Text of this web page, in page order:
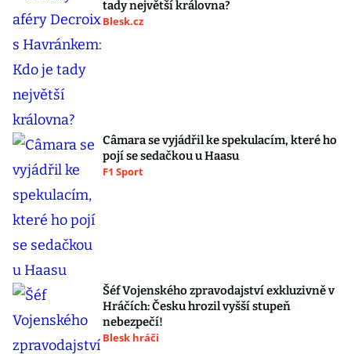
tady největší královna?
Blesk.cz
Câmara se vyjádřil ke spekulacím, které ho
pojí se sedačkou u Haasu
F1 Sport
Šéf Vojenského zpravodajství exkluzivně v
Hráčích: Česku hrozil vyšší stupeň
nebezpečí!
Blesk hráči